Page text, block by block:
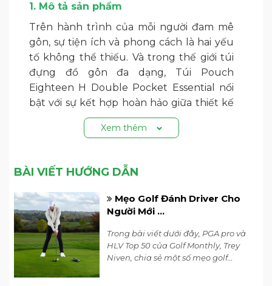
1. Mô tả sản phẩm
Trên hành trình của mỗi người đam mê
gôn, sự tiện ích và phong cách là hai yếu
tố không thể thiếu. Và trong thế giới túi
đựng đồ gôn đa dạng, Túi Pouch
Eighteen H Double Pocket Essential nổi
bật với sự kết hợp hoàn hảo giữa thiết kế
hiện đại và tính ứng dụng tối đa.
gian lưu trữ rộng rãi,
không chỉ là một phụ kiện đồng hành lý
tưởng trên sân gôn mà còn là một người
bạn đồng hành hoàn hảo trong cuộc
sống hàng ngày. Được thiết kế với không
gian bên trong rộng rãi và khả năng mở
khoá kéo linh hoạt, nó chứa đựng mọi vật
dụng một cách gọn gàng và tiện lợi.
Xem thêm
BÀI VIẾT HƯỚNG DẪN
Mẹo Golf Đánh Driver Cho
Người Mới ...
Trong bài viết dưới đây, PGA pro và
HLV Top 50 của Golf Monthly, Trey
Niven, chia sẻ một số mẹo golf